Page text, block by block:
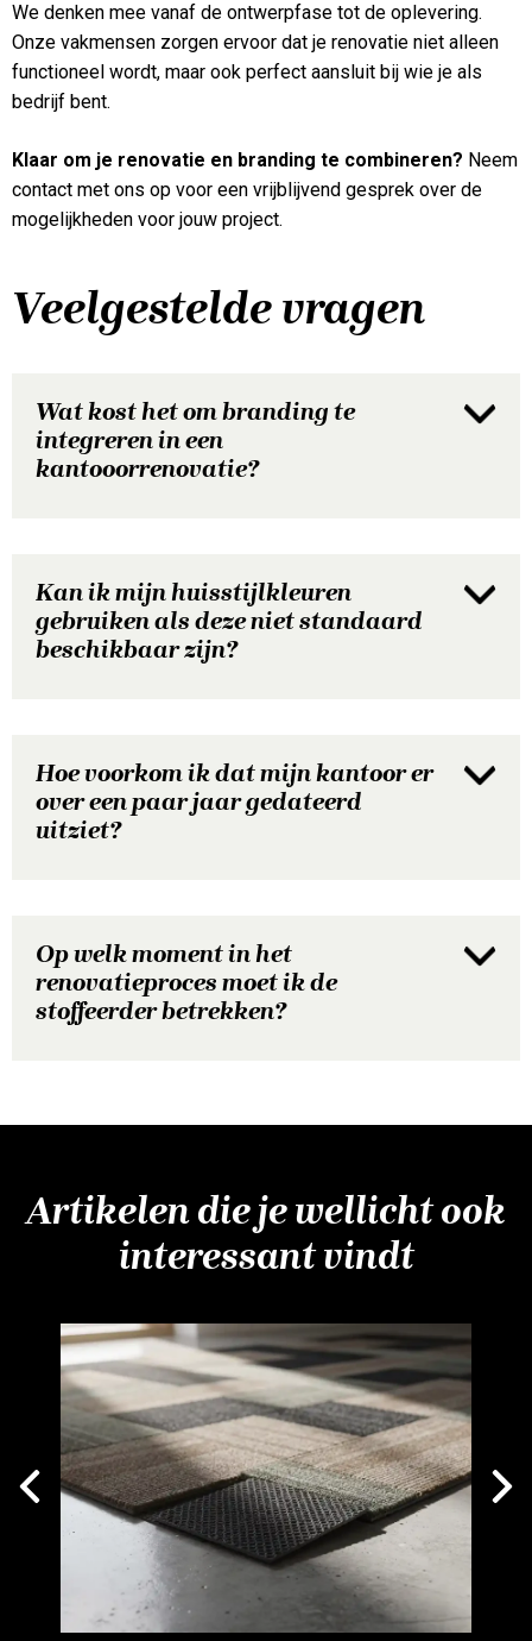
We denken mee vanaf de ontwerpfase tot de oplevering.
Onze vakmensen zorgen ervoor dat je renovatie niet alleen
functioneel wordt, maar ook perfect aansluit bij wie je als
bedrijf bent.
Klaar om je renovatie en branding te combineren? Neem
contact met ons op voor een vrijblijvend gesprek over de
mogelijkheden voor jouw project.
Veelgestelde vragen
Wat kost het om branding te
integreren in een
kantooorrenovatie?
Kan ik mijn huisstijlkleuren
gebruiken als deze niet standaard
beschikbaar zijn?
Hoe voorkom ik dat mijn kantoor er
over een paar jaar gedateerd
uitziet?
Op welk moment in het
renovatieproces moet ik de
stoffeerder betrekken?
Artikelen die je wellicht ook
interessant vindt
Next